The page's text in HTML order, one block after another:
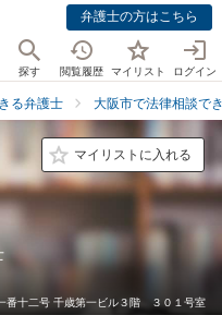
弁護士の方はこちら
探す 閲覧履歴 マイリスト ログイン
る弁護士 大阪市で法律相談で
マイリストに入れる
番十二号 千歳第一ビル３階 ３０１号室